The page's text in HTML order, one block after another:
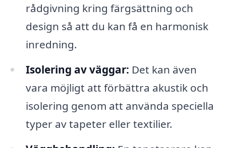
rådgivning kring färgsättning och
design så att du kan få en harmonisk
inredning.
Isolering av väggar: Det kan även
vara möjligt att förbättra akustik och
isolering genom att använda speciella
typer av tapeter eller textilier.